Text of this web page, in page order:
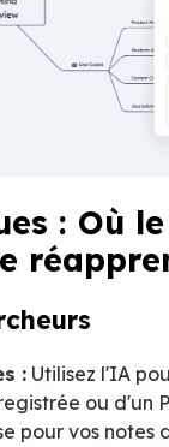
: Où
: Utilisez l'IA
ou d'un
pour vos notes